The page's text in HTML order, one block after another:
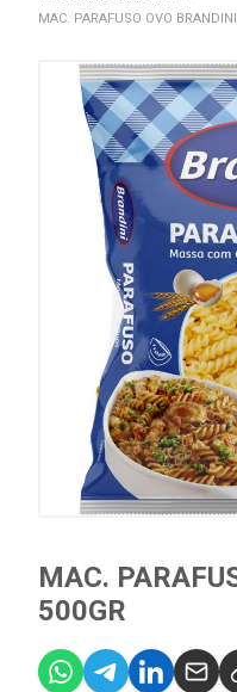
MAC. PARAFUSO OVO
MAC.
500GR